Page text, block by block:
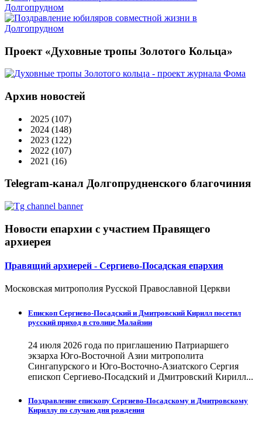
Проект «Духовные тропы Золотого Кольца»
Архив новостей
2025 (107)
2024 (148)
2023 (122)
2022 (107)
2021 (16)
Telegram-канал Долгопрудненского благочиния
Новости епархии с участием Правящего
архиерея
Правящий архиерей - Сергиево-Посадская епархия
Московская митрополия Русской Православной Церкви
Епископ Сергиево-Посадский и Дмитровский Кирилл посетил
русский приход в столице Малайзии
24 июля 2026 года по приглашению Патриаршего
экзарха Юго-Восточной Азии митрополита
Сингапурского и Юго-Восточно-Азиатского Сергия
епископ Сергиево-Посадский и Дмитровский Кирилл...
Поздравление епископу Сергиево-Посадскому и Дмитровскому
Кириллу по случаю дня рождения